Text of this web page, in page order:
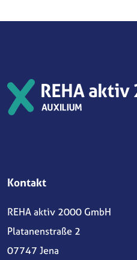
Kontakt
REHA aktiv 2000 GmbH
Platanenstraße 2
07747 Jena